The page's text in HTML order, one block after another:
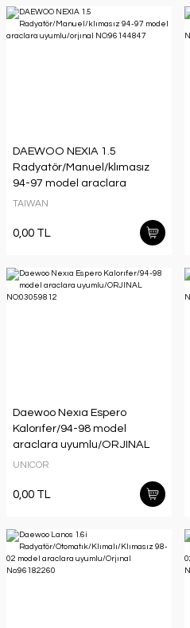
DAEWOO NEXIA 1.5
Radyatör/Manuel/klımasız
94-97 model araclara
uyumlu/orjınal NO:96144847
TAIWAN
0,00 TL
Daewoo Nexıa Espero
Kalorıfer/94-98 model
araclara uyumlu/ORJINAL
NO:03059812
UNICOR
0,00 TL